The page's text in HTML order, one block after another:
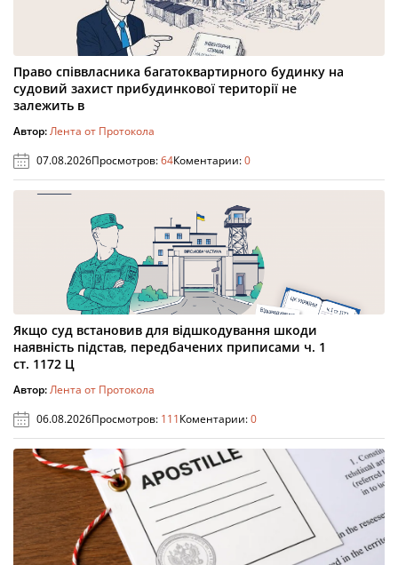
Право співвласника багатоквартирного будинку на
судовий захист прибудинкової території не
залежить в
Автор:Лента от Протокола
07.08.2026Просмотров:64Коментарии:0
Якщо суд встановив для відшкодування шкоди
наявність підстав, передбачених приписами ч. 1
ст. 1172 Ц
Автор:Лента от Протокола
06.08.2026Просмотров: 111Коментарии:0